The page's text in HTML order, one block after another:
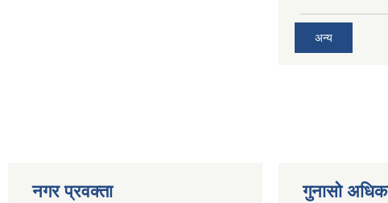
अन्य
नगर प्रव‌क्ता गुनासो